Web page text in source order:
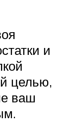
и
целью,
ваш